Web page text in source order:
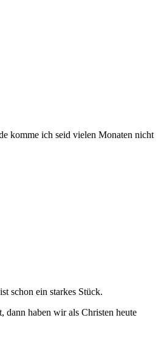
komme ich seid vielen Monaten nicht
schon ein starkes Stück.
dann haben wir als Christen heute